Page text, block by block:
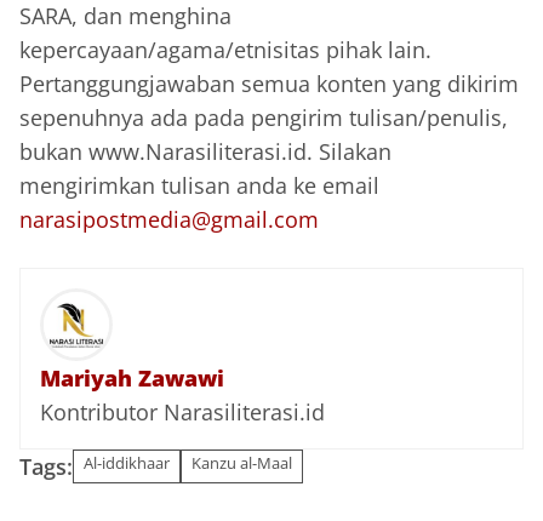
SARA, dan menghina
kepercayaan/agama/etnisitas pihak lain.
Pertanggungjawaban semua konten yang dikirim
sepenuhnya ada pada pengirim tulisan/penulis,
bukan www.Narasiliterasi.id. Silakan
mengirimkan tulisan anda ke email
narasipostmedia@gmail.com
Mariyah Zawawi
Kontributor Narasiliterasi.id
Tags: Al-iddikhaar Kanzu al-Maal